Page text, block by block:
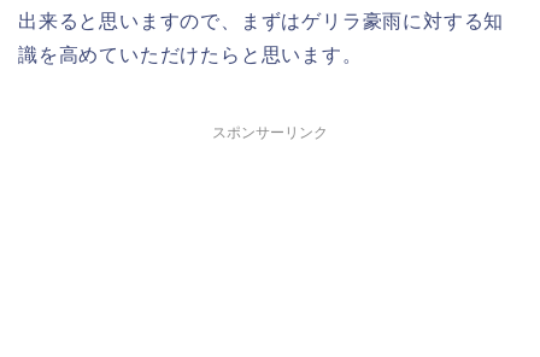
出来ると思いますので、まずはゲリラ豪雨に対する知
識を高めていただけたらと思います。
スポンサーリンク